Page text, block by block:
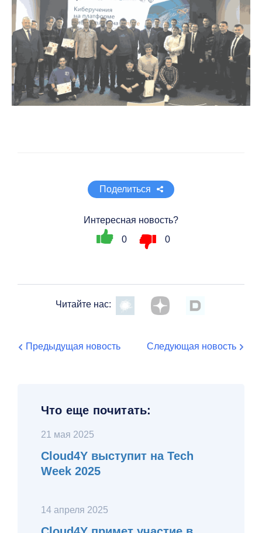
Поделиться
Интересная новость?
0
0
Читайте нас:
Предыдущая новость Следующая новость
Что еще почитать:
21 мая 2025
Cloud4Y выступит на Tech
Week 2025
14 апреля 2025